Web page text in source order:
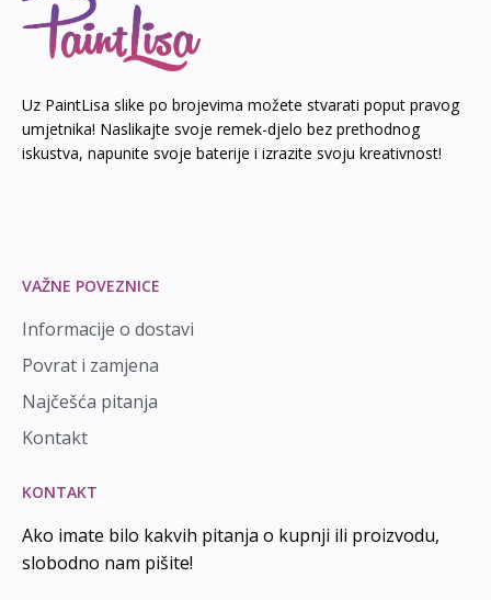
Uz PaintLisa slike po brojevima možete stvarati poput pravog
umjetnika! Naslikajte svoje remek-djelo bez prethodnog
iskustva, napunite svoje baterije i izrazite svoju kreativnost!
VAŽNE POVEZNICE
Informacije o dostavi
Povrat i zamjena
Najčešća pitanja
Kontakt
KONTAKT
Ako imate bilo kakvih pitanja o kupnji ili proizvodu,
slobodno nam pišite!